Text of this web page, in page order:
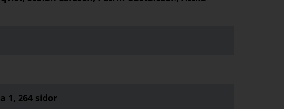
1, 264 sidor